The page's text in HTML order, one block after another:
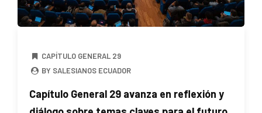
CAPÍTULO GENERAL 29
BY SALESIANOS ECUADOR
Capítulo General 29 avanza en reflexión y